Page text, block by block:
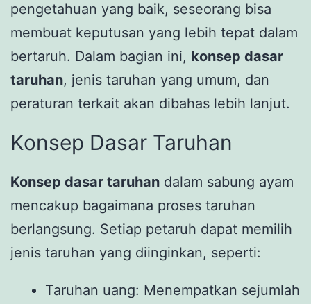
pengetahuan yang baik, seseorang bisa
membuat keputusan yang lebih tepat dalam
bertaruh. Dalam bagian ini, konsep dasar
taruhan, jenis taruhan yang umum, dan
peraturan terkait akan dibahas lebih lanjut.
Konsep Dasar Taruhan
Konsep dasar taruhan dalam sabung ayam
mencakup bagaimana proses taruhan
berlangsung. Setiap petaruh dapat memilih
jenis taruhan yang diinginkan, seperti:
Taruhan uang: Menempatkan sejumlah